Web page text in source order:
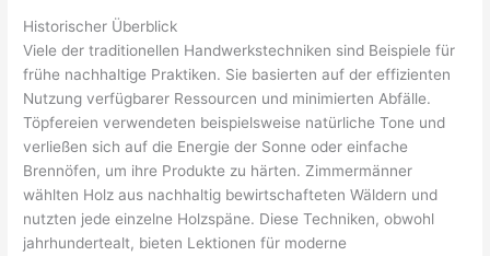
Historischer Überblick
Viele der traditionellen Handwerkstechniken sind Beispiele für
frühe nachhaltige Praktiken. Sie basierten auf der effizienten
Nutzung verfügbarer Ressourcen und minimierten Abfälle.
Töpfereien verwendeten beispielsweise natürliche Tone und
verließen sich auf die Energie der Sonne oder einfache
Brennöfen, um ihre Produkte zu härten. Zimmermänner
wählten Holz aus nachhaltig bewirtschafteten Wäldern und
nutzten jede einzelne Holzspäne. Diese Techniken, obwohl
jahrhundertealt, bieten Lektionen für moderne